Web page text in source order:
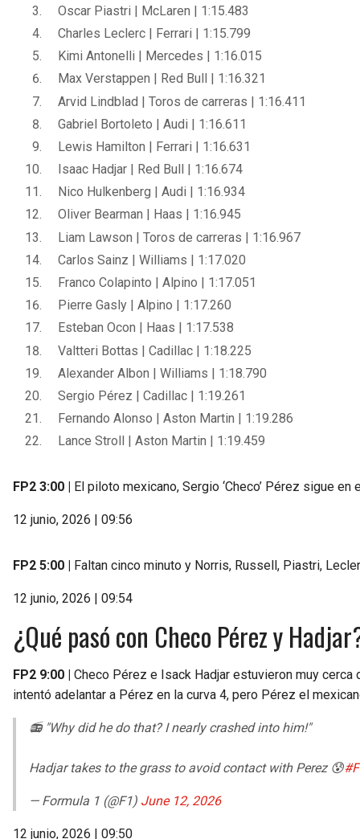
Oscar Piastri | McLaren | 1:15.483
Charles Leclerc | Ferrari | 1:15.799
Kimi Antonelli | Mercedes | 1:16.015
Max Verstappen | Red Bull | 1:16.321
Arvid Lindblad | Toros de carreras | 1:16.411
Gabriel Bortoleto | Audi | 1:16.611
Lewis Hamilton | Ferrari | 1:16.631
Isaac Hadjar | Red Bull | 1:16.674
Nico Hulkenberg | Audi | 1:16.934
Oliver Bearman | Haas | 1:16.945
Liam Lawson | Toros de carreras | 1:16.967
Carlos Sainz | Williams | 1:17.020
Franco Colapinto | Alpino | 1:17.051
Pierre Gasly | Alpino | 1:17.260
Esteban Ocon | Haas | 1:17.538
Valtteri Bottas | Cadillac | 1:18.225
Alexander Albon | Williams | 1:18.790
Sergio Pérez | Cadillac | 1:19.261
Fernando Alonso | Aston Martin | 1:19.286
Lance Stroll | Aston Martin | 1:19.459
FP2 3:00 | El piloto mexicano, Sergio ‘Checo’ Pérez sigue
12 junio, 2026 | 09:56
FP2 5:00 | Faltan cinco minuto y Norris, Russell, Piastri,
12 junio, 2026 | 09:54
¿Qué pasó con Checo Pérez y
FP2 9:00 |
Checo Pérez e Isack Hadjar estuvieron muy
intentó adelantar a Pérez en la curva 4, pero Pérez el
📻 "Why did he do that? I nearly crashed into him!"
Hadjar takes to the grass to avoid contact with Perez 😰
— Formula 1 (@F1) June 12, 2026
12 junio, 2026 | 09:50